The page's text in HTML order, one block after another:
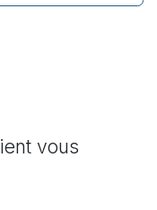
vous